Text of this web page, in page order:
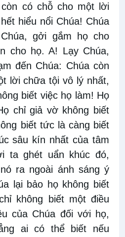
có chỗ cho một lời
hiểu nổi Chúa! Chúa
gởi gắm họ cho
cho họ. A! Lạy Chúa,
đến Chúa: Chúa còn
lời chữa tội vô lý nhất,
biết việc họ làm! Họ
chỉ giả vờ không biết
biết tức là càng biết
sâu kín nhất của tâm
ta ghét uẩn khúc đó,
ra ngoài ánh sáng ý
lại bảo họ không biết
không biết một điều
của Chúa đối với họ,
ai có thể biết nếu